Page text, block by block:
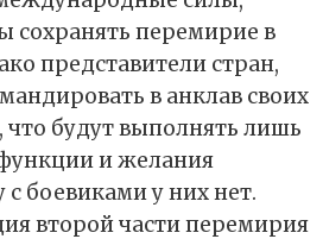
сохранять перемирие в
представители стран,
в анклав своих
что будут выполнять лишь
и желания
с боевиками у них нет.
второй части перемирия